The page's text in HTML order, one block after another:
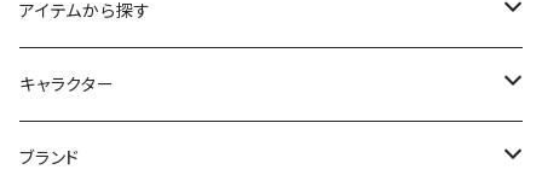
アイテムから探す
九谷焼
マグ＆カップ
キャラクター
ムーミン
ブランド